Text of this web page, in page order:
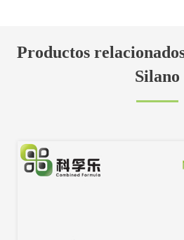
Productos
Silano